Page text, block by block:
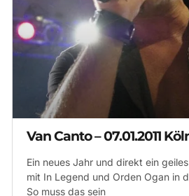
Van Canto – 07.01.2011
Ein neues Jahr und direkt ein
mit In Legend und Orden Ogan in
So muss das sein